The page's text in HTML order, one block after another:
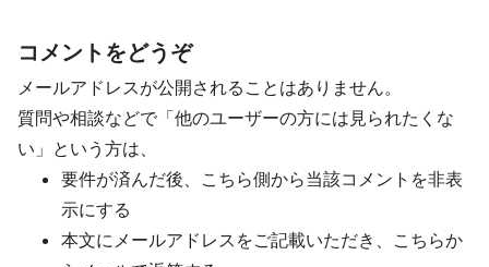
コメントをどうぞ
メールアドレスが公開されることはありません。
質問や相談などで「他のユーザーの方には見られたくな
い」という方は、
要件が済んだ後、こちら側から当該コメントを非表
示にする
本文にメールアドレスをご記載いただき、こちらか